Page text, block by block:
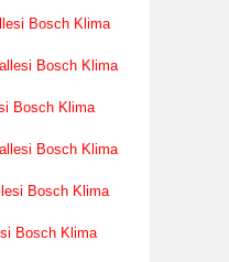
Bosch Klima
Bosch Klima
Bosch Klima
Bosch Klima
Bosch Klima
Bosch Klima